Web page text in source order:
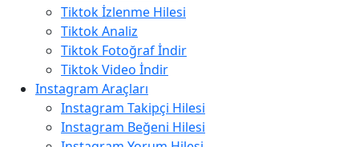
Tiktok İzlenme Hilesi
Tiktok Analiz
Tiktok Fotoğraf İndir
Tiktok Video İndir
Instagram Araçları
Instagram Takipçi Hilesi
Instagram Beğeni Hilesi